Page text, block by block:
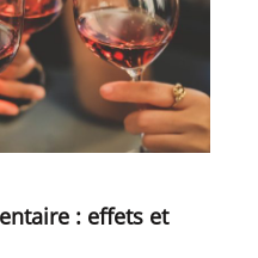
: effets et